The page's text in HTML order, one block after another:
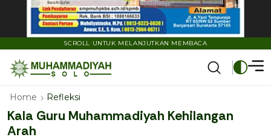
SCROLL UNTUK MELANJUTKAN MEMBACA
Home Refleksi
Kala Guru Muhammadiyah Kehilangan
Arah